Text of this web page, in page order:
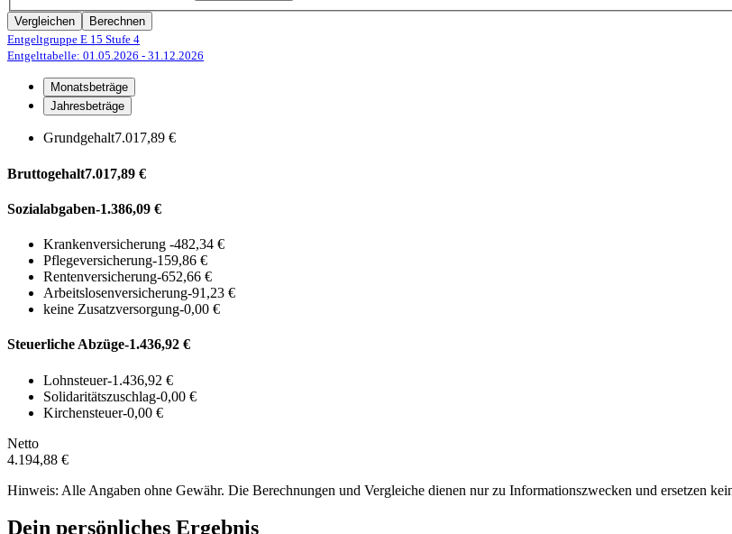
Vergleichen
Berechnen
Entgeltgruppe E 15 Stufe 4
Entgelttabelle: 01.05.2026 - 31.12.2026
Monatsbeträge
Jahresbeträge
Grundgehalt7.017,89 €
Bruttogehalt7.017,89 €
Sozialabgaben-1.386,09 €
Krankenversicherung -482,34 €
Pflegeversicherung-159,86 €
Rentenversicherung-652,66 €
Arbeitslosenversicherung-91,23 €
keine Zusatzversorgung-0,00 €
Steuerliche Abzüge-1.436,92 €
Lohnsteuer-1.436,92 €
Solidaritätszuschlag-0,00 €
Kirchensteuer-0,00 €
Netto
4.194,88 €
Hinweis: Alle Angaben ohne Gewähr. Die Berechnungen und Vergleiche dienen nur zu Informationszwecken und ersetzen
Dein persönliches Ergebnis